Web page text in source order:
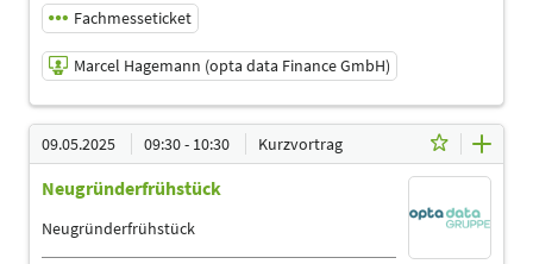
Übungsleiter Reha-und Gesundheitssport
Fachmesseticket
Marcel Hagemann (opta data Finance GmbH)
08.05.2025 | 14:30 - 15:15
Marcel Hagemann (opta data Finance GmbH)
Referent
Sprache
09.05.2025 09:30 - 10:30 Kurzvortrag
Neugründerfrühstück
Neugründerfrühstück